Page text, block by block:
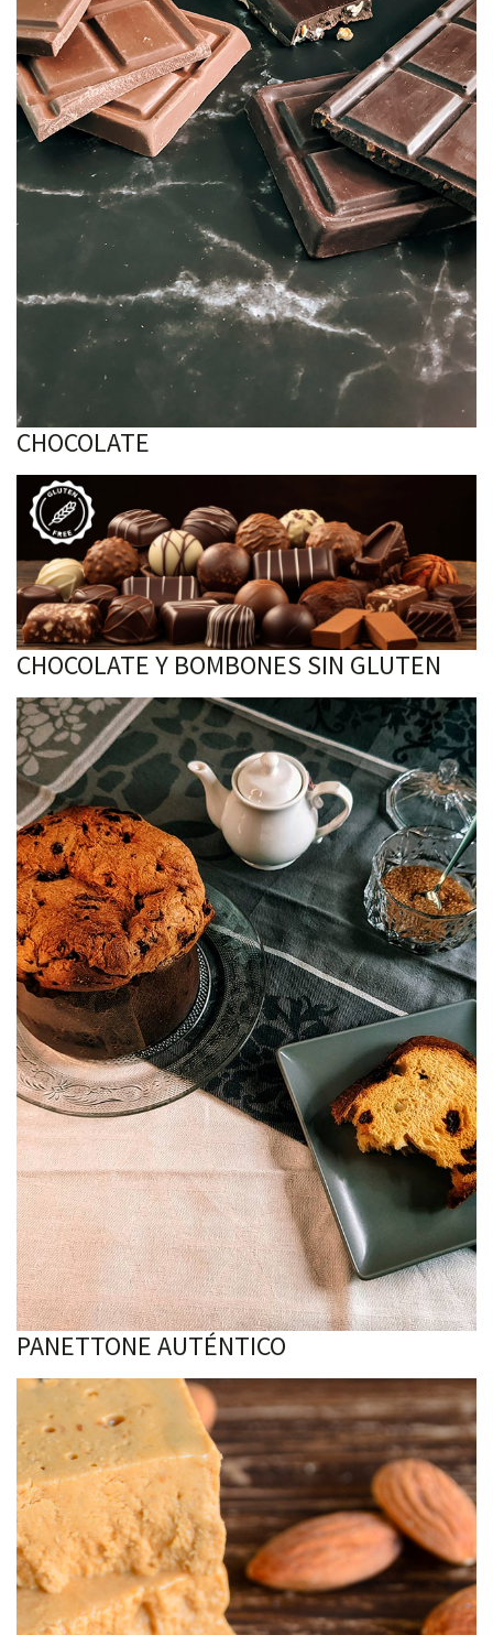
CHOCOLATE
CHOCOLATE Y BOMBONES SIN GLUTEN
PANETTONE AUTÉNTICO